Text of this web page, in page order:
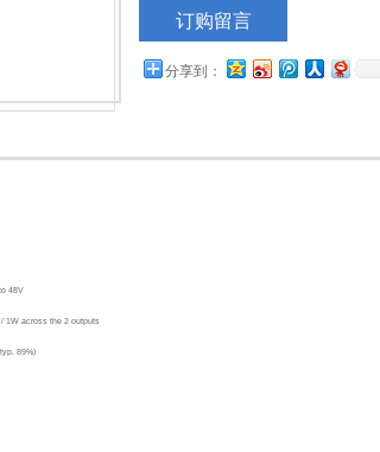
•High efficiency over the ent
订购留言
分享到：
48V
1W across the 2 outputs
89%)